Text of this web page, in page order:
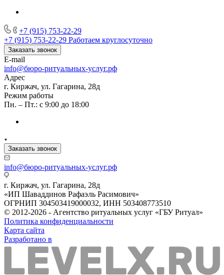
+7 (915) 753-22-29
+7 (915) 753-22-29 Работаем круглосуточно
Заказать звонок
E-mail
info@бюро-ритуальных-услуг.рф
Адрес
г. Киржач, ул. Гагарина, 28д
Режим работы
Пн. – Пт.: с 9:00 до 18:00
Заказать звонок
info@бюро-ритуальных-услуг.рф
г. Киржач, ул. Гагарина, 28д
«ИП Шаваддинов Рафаэль Расимович»
ОГРНИП 304503419000032, ИНН 503408773510
© 2012-2026 - Агентство ритуальных услуг «ГБУ Ритуал»
Политика конфиденциальности
Карта сайта
Разработано в